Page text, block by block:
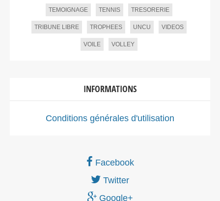
TEMOIGNAGE TENNIS TRESORERIE
TRIBUNE LIBRE TROPHEES UNCU VIDEOS
VOILE VOLLEY
INFORMATIONS
Conditions générales d'utilisation
Facebook
Twitter
Google+